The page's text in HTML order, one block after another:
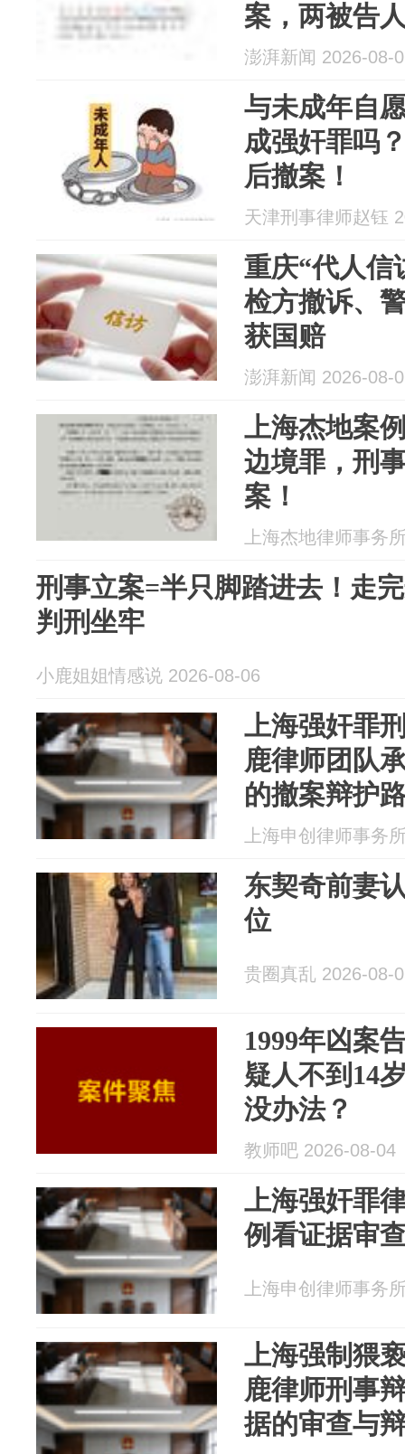
案，两被告
澎湃新闻 2026-08-
与未成年自
成强奸罪吗
后撤案！
天津刑事律师赵钰
重庆“代人信
检方撤诉、
获国赔
澎湃新闻 2026-08-
上海杰地案
边境罪，刑
案！
上海杰地律师事务
刑事立案=半只脚踏进去！走
判刑坐牢
小鹿姐姐情感说 2026-08-06
上海强奸罪
鹿律师团队
的撤案辩护
上海申创律师事务
东契奇前妻
位
贵圈真乱 2026-08-
1999年凶案
疑人不到14
没办法？
教师吧 2026-08-04
上海强奸罪
例看证据审
上海申创律师事务
上海强制猥
鹿律师刑事
据的审查与